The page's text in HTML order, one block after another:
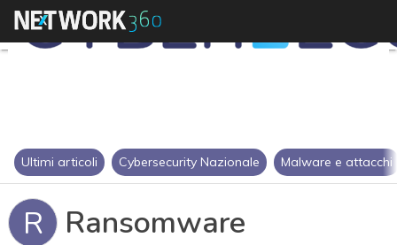
Ultimi articoli Cybersecurity Nazionale Malware e attacchi
R Ransomware